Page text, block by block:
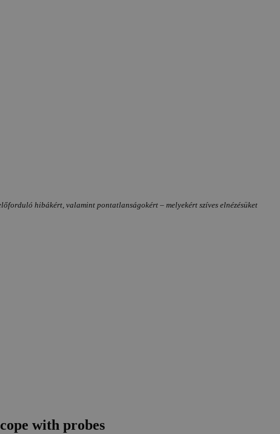
hibákért, valamint pontatlanságokért – melyekért szíves elnézésüket
with probes